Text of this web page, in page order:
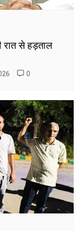
से हड़ताल
0